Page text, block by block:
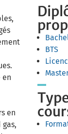
en
en
BTS